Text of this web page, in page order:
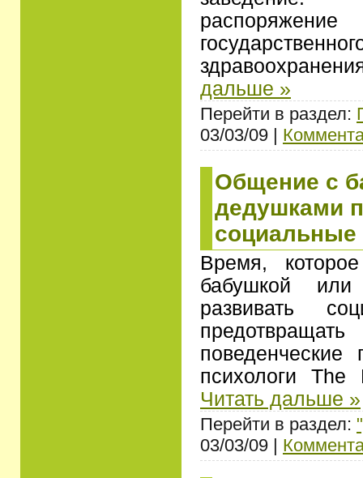
дальше »
Перейти в раздел:
03/03/09 |
Общение с
дедушками
социальные
Время,
бабушкой или
развивать
поведенческие
психологи
Читать дальше »
Перейти в раздел:
03/03/09 |